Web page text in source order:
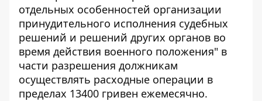
отдельных особенностей организации
принудительного исполнения судебных
решений и решений других органов во
время действия военного положения" в
части разрешения должникам
осуществлять расходные операции в
пределах 13400 гривен ежемесячно.